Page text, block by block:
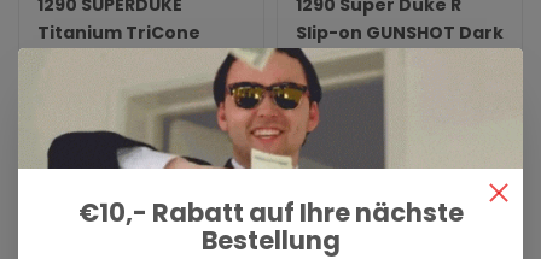
1290 SUPERDUKE
Titanium TriCone
QD Exhaust Anlage für
bessere Performance und
Sound.
€791,70
1290 Super Duke R
Slip-on GUNSHOT Dark
Matter 60
QD Exhaust Anlage für
bessere Performance und
Sound.
€994,55
€10,- Rabatt auf Ihre nächste
Bestellung